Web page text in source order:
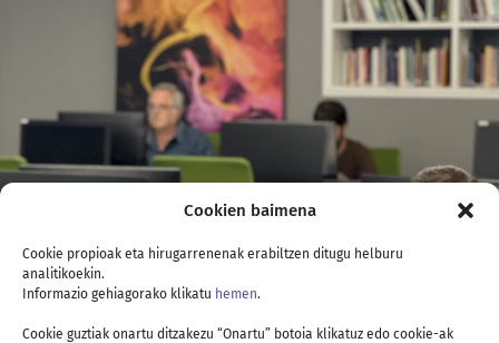
Cookien baimena
Cookie propioak eta hirugarrenenak erabiltzen ditugu helburu
analitikoekin.
Informazio gehiagorako klikatu hemen.
Cookie guztiak onartu ditzakezu “Onartu” botoia klikatuz edo cookie-ak